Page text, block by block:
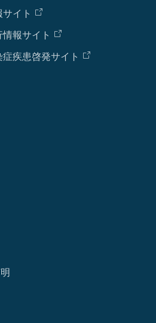
イト
報サイト
疾患啓発サイト